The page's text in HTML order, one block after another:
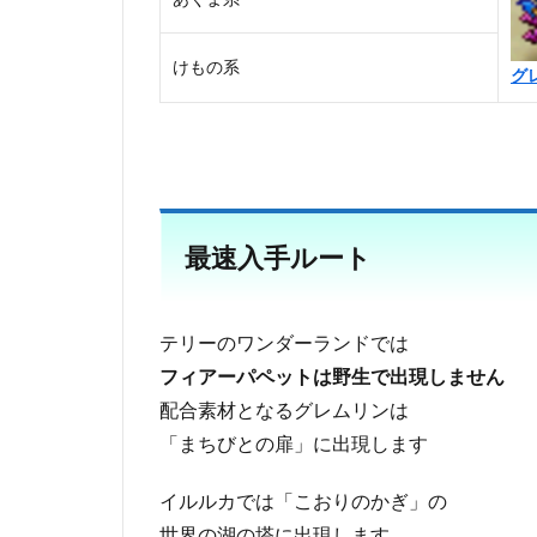
グ
けもの系
最速入手ルート
テリーのワンダーランドでは
フィアーパペットは野生で出現しません
配合素材となるグレムリンは
「まちびとの扉」に出現します
イルルカでは「こおりのかぎ」の